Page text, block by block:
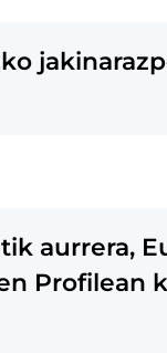
aurrera,
Profilean